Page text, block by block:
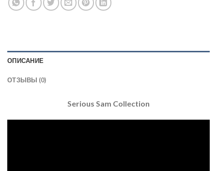
ОПИСАНИЕ
ОТЗЫВЫ (0)
Serious Sam Collection